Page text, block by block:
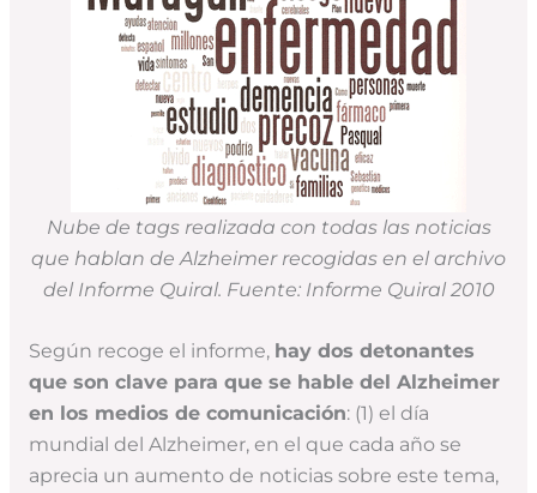
Nube de tags realizada con todas las noticias
que hablan de Alzheimer recogidas en el archivo
del Informe Quiral. Fuente: Informe Quiral 2010
Según recoge el informe, hay dos detonantes
que son clave para que se hable del Alzheimer
en los medios de comunicación: (1) el día
mundial del Alzheimer, en el que cada año se
aprecia un aumento de noticias sobre este tema,